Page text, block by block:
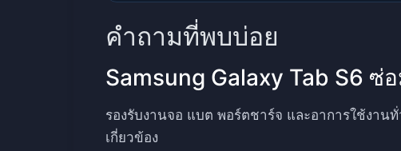
คำถามที่พบบ่อย
Samsung Galaxy Tab S6 ซ่
รองรับงานจอ แบต พอร์ตชาร์จ และอาการใช้งา
เกี่ยวข้อง